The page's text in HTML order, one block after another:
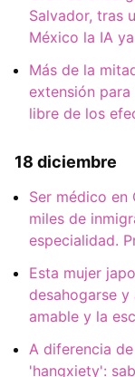
Salvador, tras
México la IA
Más de la
extensión
libre de los
18 diciembre
Ser médico en
miles de
especialidad.
Esta mujer
desahogarse y
amable y la
A diferencia
'hangxiety':